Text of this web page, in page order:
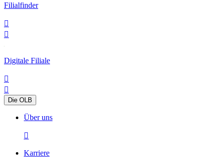
Filialfinder


Digitale Filiale


Die OLB
Über uns

Karriere